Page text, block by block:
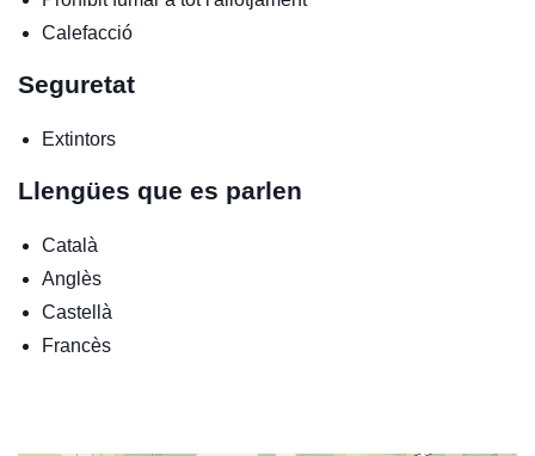
Calefacció
Seguretat
Extintors
Llengües que es parlen
Català
Anglès
Castellà
Francès